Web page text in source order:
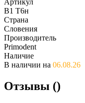
B1 T6н
Страна
Словения
Производитель
Primodent
Наличие
В наличии на 06.08.26
Отзывы ()